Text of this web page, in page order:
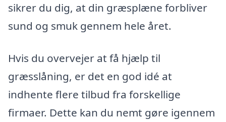
sikrer du dig, at din græsplæne forbliver
sund og smuk gennem hele året.
Hvis du overvejer at få hjælp til
græsslåning, er det en god idé at
indhente flere tilbud fra forskellige
firmaer. Dette kan du nemt gøre igennem